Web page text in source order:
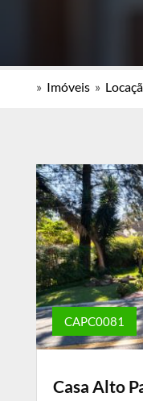
» Imóveis »
CAPC0081
Casa Alto